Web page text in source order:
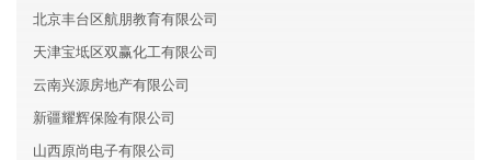
北京丰台区航朋教育有限公司
天津宝坻区双赢化工有限公司
云南兴源房地产有限公司
新疆耀辉保险有限公司
山西原尚电子有限公司